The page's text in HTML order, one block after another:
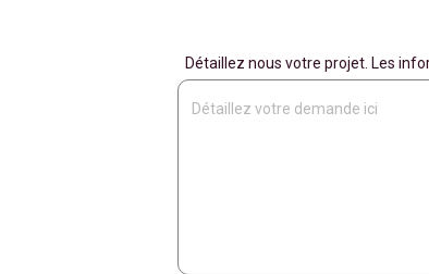
Détaillez nous votre projet. Les